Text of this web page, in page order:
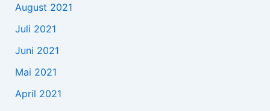
August 2021
Juli 2021
Juni 2021
Mai 2021
April 2021